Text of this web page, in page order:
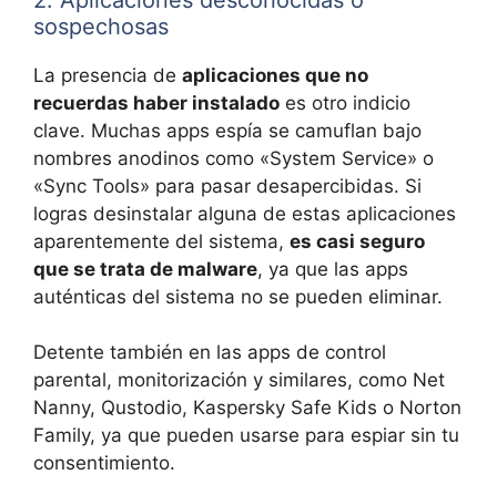
sospechosas
La presencia de aplicaciones que no
recuerdas haber instalado es otro indicio
clave. Muchas apps espía se camuflan bajo
nombres anodinos como «System Service» o
«Sync Tools» para pasar desapercibidas. Si
logras desinstalar alguna de estas aplicaciones
aparentemente del sistema, es casi seguro
que se trata de malware, ya que las apps
auténticas del sistema no se pueden eliminar.
Detente también en las apps de control
parental, monitorización y similares, como Net
Nanny, Qustodio, Kaspersky Safe Kids o Norton
Family, ya que pueden usarse para espiar sin tu
consentimiento.